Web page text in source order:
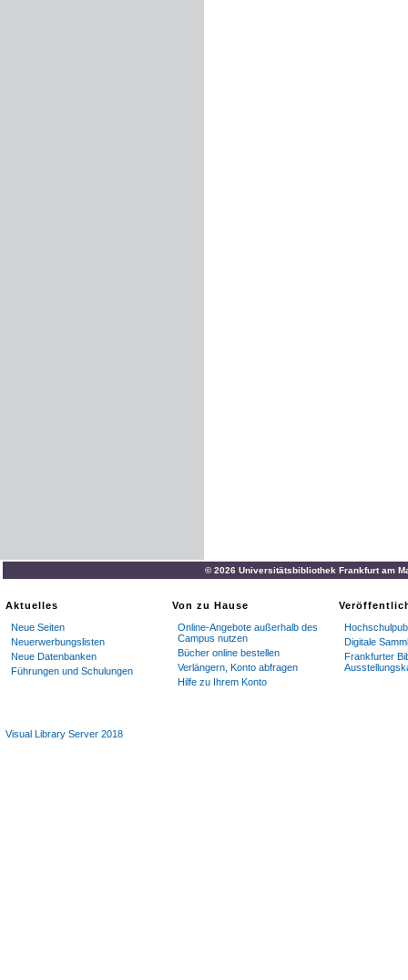
© 2026 Universitätsbibliothek Frankfurt am
Aktuelles
Neue Seiten
Neuerwerbungslisten
Neue Datenbanken
Führungen und Schulungen
Von zu Hause
Online-Angebote außerhalb des
Campus nutzen
Bücher online bestellen
Verlängern, Konto abfragen
Hilfe zu Ihrem Konto
Digitale
Frankfurter
Visual Library Server 2018